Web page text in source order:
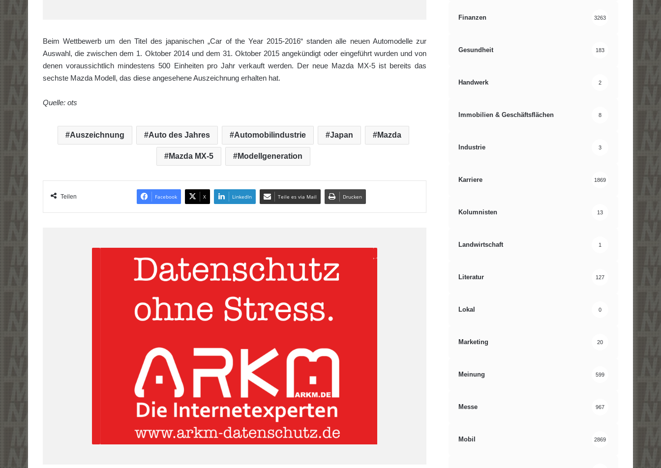
Beim Wettbewerb um den Titel des japanischen „Car of the Year 2015-2016“ standen alle neuen Automodelle zur
Auswahl, die zwischen dem 1. Oktober 2014 und dem 31. Oktober 2015 angekündigt oder eingeführt wurden und von
denen voraussichtlich mindestens 500 Einheiten pro Jahr verkauft werden. Der neue Mazda MX-5 ist bereits das
sechste Mazda Modell, das diese angesehene Auszeichnung erhalten hat.
Quelle: ots
Auszeichnung Auto des Jahres Automobilindustrie Japan Mazda
Mazda MX-5 Modellgeneration
Teilen Facebook X LinkedIn Teile es via Mail Drucken
Finanzen 3263
Gesundheit 183
Handwerk 2
Immobilien & Geschäftsflächen 8
Industrie 3
Karriere 1869
Kolumnisten 13
Landwirtschaft 1
Literatur 127
Lokal 0
Marketing 20
Meinung 599
Messe 967
Mobil 2869